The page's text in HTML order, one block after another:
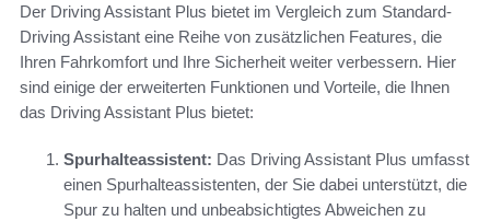
Der Driving Assistant Plus bietet im Vergleich zum Standard-
Driving Assistant eine Reihe von zusätzlichen Features, die
Ihren Fahrkomfort und Ihre Sicherheit weiter verbessern. Hier
sind einige der erweiterten Funktionen und Vorteile, die Ihnen
das Driving Assistant Plus bietet:
Spurhalteassistent: Das Driving Assistant Plus umfasst
einen Spurhalteassistenten, der Sie dabei unterstützt, die
Spur zu halten und unbeabsichtigtes Abweichen zu